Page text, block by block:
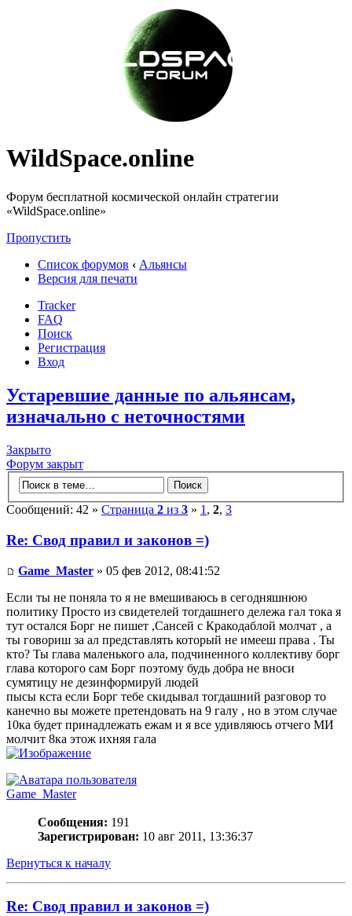
WildSpace.online
Форум бесплатной космической онлайн стратегии
«WildSpace.online»
Пропустить
Список форумов ‹ Альянсы
Версия для печати
Tracker
FAQ
Поиск
Регистрация
Вход
Устаревшие данные по альянсам,
изначально с неточностями
Закрыто
Форум закрыт
Сообщений: 42 » Страница 2 из 3 » 1 , 2, 3
Re: Свод правил и законов =)
Game_Master » 05 фев 2012, 08:41:52
Если ты не поняла то я не вмешиваюсь в сегодняшнюю
политику Просто из свидетелей тогдашнего дележа гал тока я
тут остался Борг не пишет ,Сансей с Кракодаблой молчат , а
ты говориш за ал представлять который не имееш права . Ты
кто? Ты глава маленького ала, подчиненного коллективу борг
глава которого сам Борг поэтому будь добра не вноси
сумятицу не дезинформируй людей
пысы кста если Борг тебе скидывал тогдашний разговор то
канечно вы можете претендовать на 9 галу , но в этом случае
10ка будет принадлежать ежам и я все удивляюсь отчего МИ
молчит 8ка этож ихняя гала
Game_Master
Сообщения: 191
Зарегистрирован: 10 авг 2011, 13:36:37
Вернуться к началу
Re: Свод правил и законов =)